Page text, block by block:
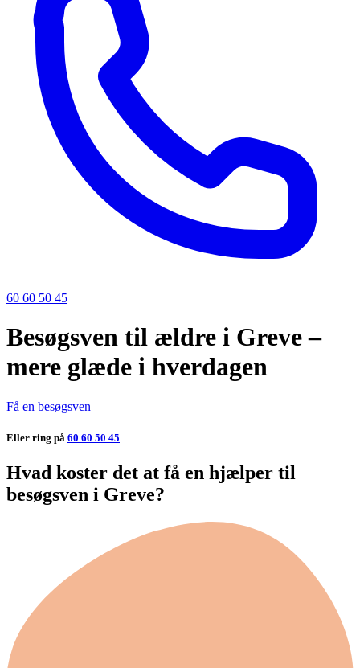
60 60 50 45
Besøgsven til ældre i Greve –
mere glæde i hverdagen
Få en besøgsven
Eller ring på 60 60 50 45
Hvad koster det at få en hjælper til
besøgsven i Greve?